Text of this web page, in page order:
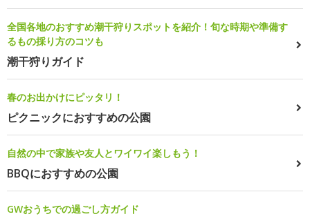
全国各地のおすすめ潮干狩りスポットを紹介！旬な時期や準備す
るもの採り方のコツも
潮干狩りガイド
春のお出かけにピッタリ！
ピクニックにおすすめの公園
自然の中で家族や友人とワイワイ楽しもう！
BBQにおすすめの公園
GWおうちでの過ごし方ガイド